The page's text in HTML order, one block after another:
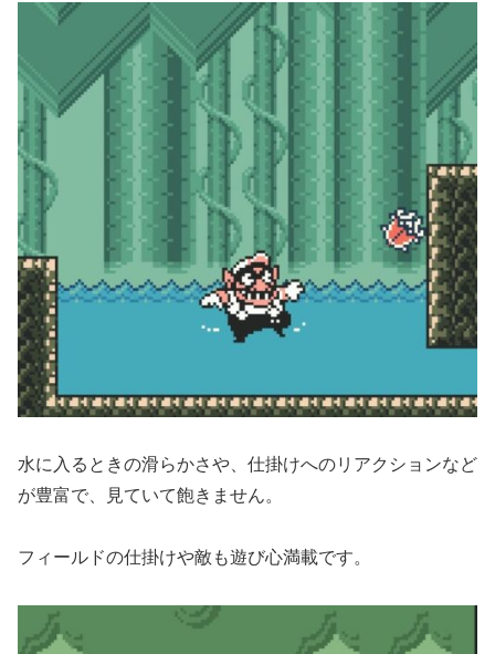
水に入るときの滑らかさや、仕掛けへのリアクションなど
が豊富で、見ていて飽きません。
フィールドの仕掛けや敵も遊び心満載です。